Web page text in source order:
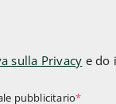
sulla Privacy e do
pubblicitario*